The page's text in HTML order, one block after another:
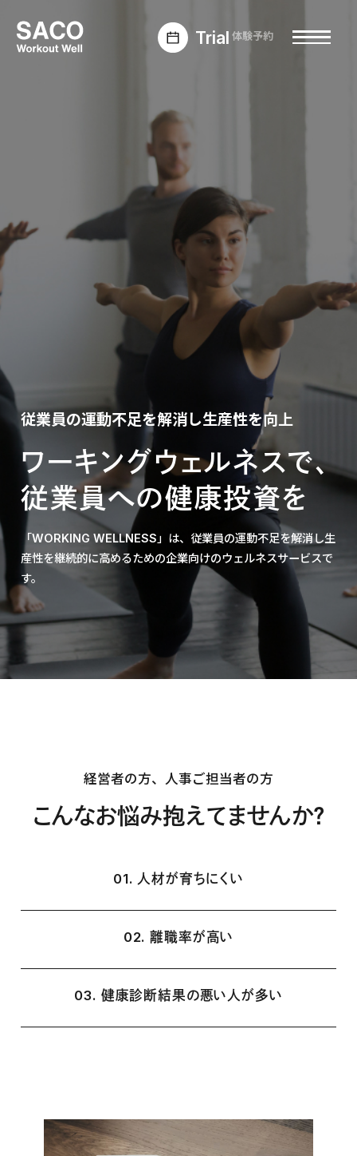
Trial 体験予約
従業員の運動不足を解消し生産性を向上
ワーキングウェルネスで、
従業員への健康投資を
「WORKING WELLNESS」は、従業員の運動不足を解消し生
産性を継続的に高めるための企業向けのウェルネスサービスで
す。
経営者の方、人事ご担当者の方
こんなお悩み抱えてませんか？
01. 人材が育ちにくい
02. 離職率が高い
03. 健康診断結果の悪い人が多い